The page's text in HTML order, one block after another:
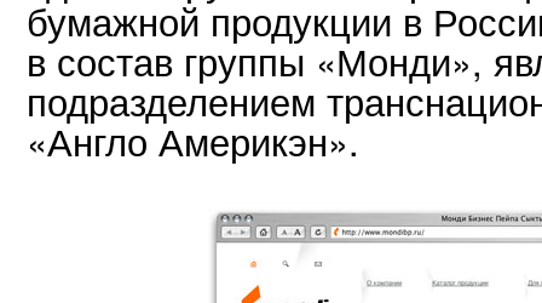
бумажной продукции в
в состав группы «Монди»,
подразделением
«Англо Америкэн».